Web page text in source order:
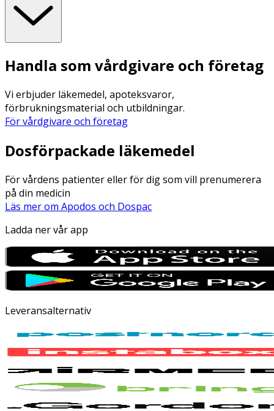
Handla som vårdgivare och företag
Vi erbjuder läkemedel, apoteksvaror,
förbrukningsmaterial och utbildningar.
För vårdgivare och företag
Dosförpackade läkemedel
För vårdens patienter eller för dig som vill prenumerera
på din medicin
Läs mer om Apodos och Dospac
Ladda ner vår app
Leveransalternativ